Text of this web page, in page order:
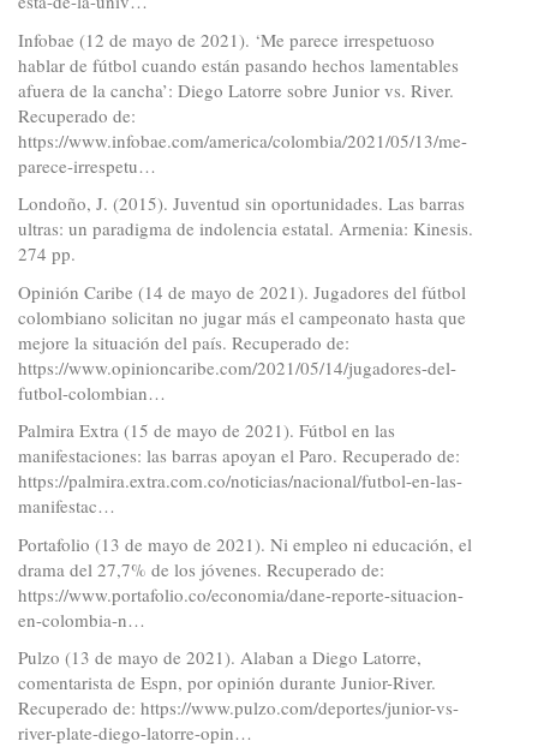
Infobae (12 de mayo de 2021). ‘Me parece irrespetuoso
hablar de fútbol cuando están pasando hechos lamentables
afuera de la cancha’: Diego Latorre sobre Junior vs. River.
Recuperado de:
https://www.infobae.com/america/colombia/2021/05/13/me-
parece-irrespetu…
Londoño, J. (2015). Juventud sin oportunidades. Las barras
ultras: un paradigma de indolencia estatal. Armenia: Kinesis.
274 pp.
Opinión Caribe (14 de mayo de 2021). Jugadores del fútbol
colombiano solicitan no jugar más el campeonato hasta que
mejore la situación del país. Recuperado de:
https://www.opinioncaribe.com/2021/05/14/jugadores-del-
futbol-colombian…
Palmira Extra (15 de mayo de 2021). Fútbol en las
manifestaciones: las barras apoyan el Paro. Recuperado de:
https://palmira.extra.com.co/noticias/nacional/futbol-en-las-
manifestac…
Portafolio (13 de mayo de 2021). Ni empleo ni educación, el
drama del 27,7% de los jóvenes. Recuperado de:
https://www.portafolio.co/economia/dane-reporte-situacion-
en-colombia-n…
Pulzo (13 de mayo de 2021). Alaban a Diego Latorre,
comentarista de Espn, por opinión durante Junior-River.
Recuperado de: https://www.pulzo.com/deportes/junior-vs-
river-plate-diego-latorre-opin…